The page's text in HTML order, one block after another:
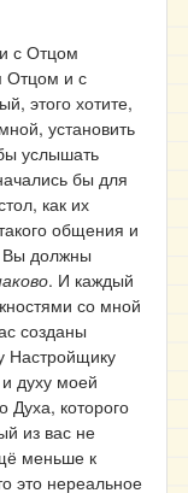
с Отцом
Отцом и с
этого хотите,
установить
услышать
бы для
как их
общения и
Вы должны
. И каждый
со мной
созданы
Настройщику
духу моей
Духа, которого
из вас не
меньше к
это нереальное